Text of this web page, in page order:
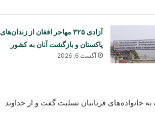
آزادی ۳۲۵ مهاجر افغان از زندان‌های
پاکستان و بازگشت آنان به کشور
آگست 6, 2026
خانواده‌های قربانیان تسلیت گفت و از خداوند